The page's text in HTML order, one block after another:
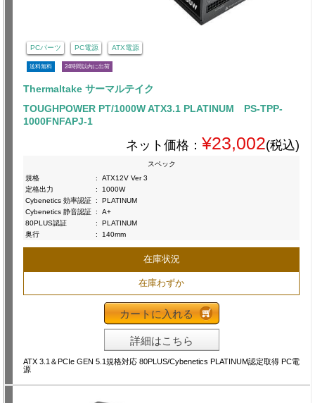
PCパーツ PC電源 ATX電源
送料無料 24時間以内に出荷
Thermaltake サーマルテイク
TOUGHPOWER PT/1000W ATX3.1 PLATINUM PS-TPP-
1000FNFAPJ-1
ネット価格： ¥23,002(税込)
スペック
規格
:
ATX12V Ver 3
定格出力
:
1000W
Cybenetics 効率認証 :
PLATINUM
Cybenetics 静音認証 :
A+
80PLUS認証
:
PLATINUM
奥行
: 140mm
在庫状況
在庫わずか
カートに入れる
詳細はこちら
ATX 3.1＆PCIe GEN 5.1規格対応 80PLUS/Cybenetics PLATINUM認定取得 PC電
源